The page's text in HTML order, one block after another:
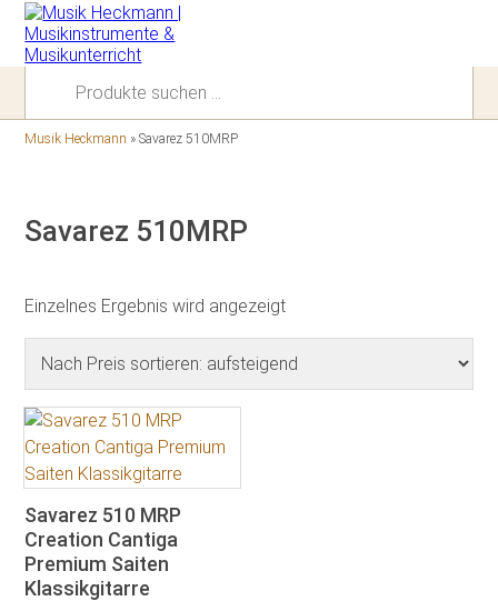
Musik Heckmann »Savarez 510MRP
Savarez 510MRP
Einzelnes Ergebnis wird angezeigt
Savarez 510 MRP
Creation Cantiga
Premium Saiten
Klassikgitarre